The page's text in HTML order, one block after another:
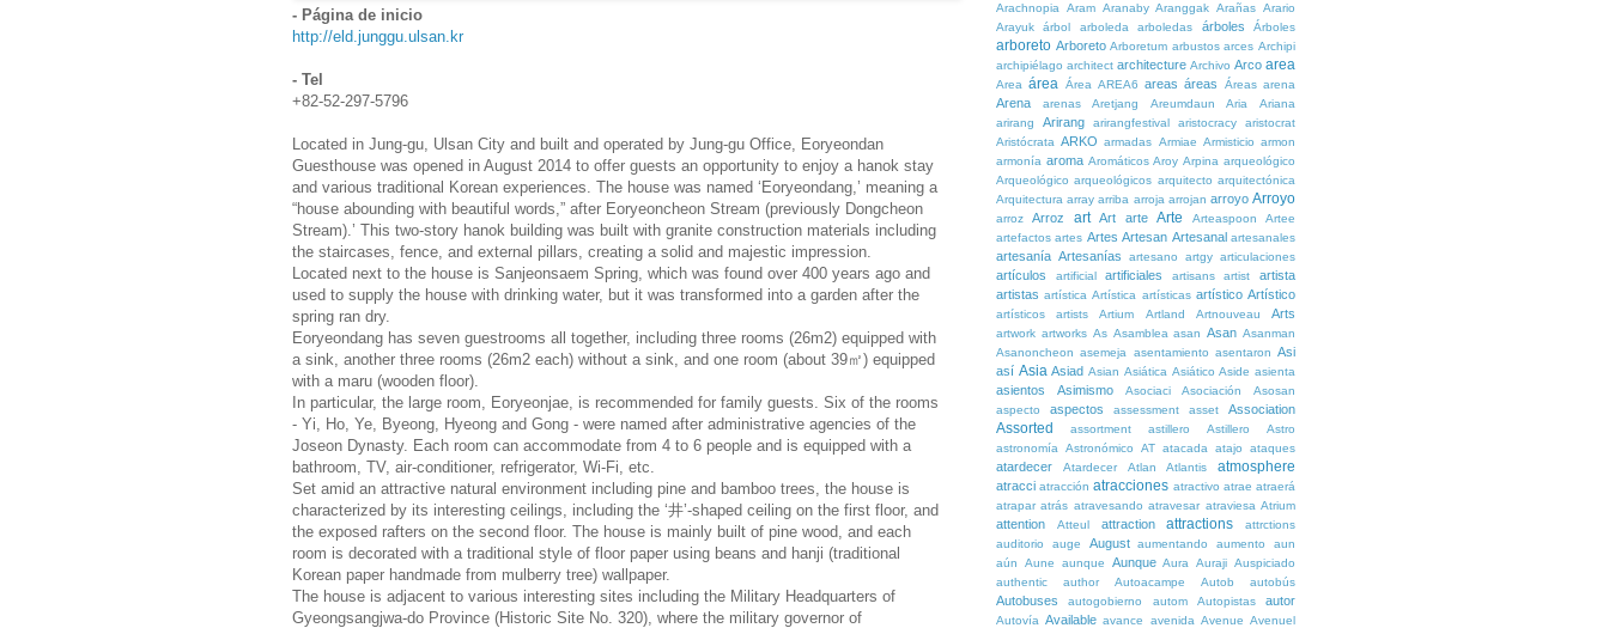
- Página de inicio
http://eld.junggu.ulsan.kr
- Tel
+82-52-297-5796
Located in Jung-gu, Ulsan City and built and operated by Jung-gu Office, Eoryeondan
Guesthouse was opened in August 2014 to offer guests an opportunity to enjoy a hanok stay
and various traditional Korean experiences. The house was named ‘Eoryeondang,’ meaning a
“house abounding with beautiful words,” after Eoryeoncheon Stream (previously Dongcheon
Stream).’ This two-story hanok building was built with granite construction materials including
the staircases, fence, and external pillars, creating a solid and majestic impression.
Located next to the house is Sanjeonsaem Spring, which was found over 400 years ago and
used to supply the house with drinking water, but it was transformed into a garden after the
spring ran dry.
Eoryeondang has seven guestrooms all together, including three rooms (26m2) equipped with
a sink, another three rooms (26m2 each) without a sink, and one room (about 39㎡) equipped
with a maru (wooden floor).
In particular, the large room, Eoryeonjae, is recommended for family guests. Six of the rooms
- Yi, Ho, Ye, Byeong, Hyeong and Gong - were named after administrative agencies of the
Joseon Dynasty. Each room can accommodate from 4 to 6 people and is equipped with a
bathroom, TV, air-conditioner, refrigerator, Wi-Fi, etc.
Set amid an attractive natural environment including pine and bamboo trees, the house is
characterized by its interesting ceilings, including the ‘井’-shaped ceiling on the first floor, and
the exposed rafters on the second floor. The house is mainly built of pine wood, and each
room is decorated with a traditional style of floor paper using beans and hanji (traditional
Korean paper handmade from mulberry tree) wallpaper.
The house is adjacent to various interesting sites including the Military Headquarters of
Gyeongsangjwa-do Province (Historic Site No. 320), where the military governor of
Arachnopia
Aram Aranaby Aranggak Arañas Arario
Arayuk
árbol arboleda arboledas árboles Árboles
arboreto Arboreto Arboretum arbustos arces Archipi
archipiélago architect architecture Archivo Arco area
Area área Área AREA6 areas áreas Áreas arena
Arena arenas Aretjang Areumdaun Aria
Ariana
arirang
Arirang arirangfestival aristocracy
aristocrat
Aristócrata ARKO armadas Armiae Armisticio armon
armonía aroma Aromáticos Aroy Arpina arqueológico
Arqueológico arqueológicos arquitecto arquitectónica
Arquitectura array arriba arroja arrojan arroyo Arroyo
arroz Arroz art Art arte Arte Arteaspoon
Artee
artefactos artes Artes Artesan Artesanal artesanales
artesanía Artesanías artesano artgy articulaciones
artículos artificial artificiales artisans artist
artista
artistas artística Artística artísticas artístico Artístico
artísticos artists Artium Artland Artnouveau Arts
artwork artworks As Asamblea asan Asan Asanman
Asanoncheon asemeja asentamiento asentaron Asi
así Asia Asiad Asian Asiática Asiático Aside asienta
asientos Asimismo Asociaci Asociación
Asosan
aspecto
aspectos assessment asset Association
Assorted assortment astillero Astillero
Astro
astronomía
Astronómico AT atacada atajo ataques
atardecer Atardecer Atlan Atlantis atmosphere
atracci atracción atracciones atractivo atrae atraerá
atrapar atrás atravesando atravesar atraviesa Atrium
attention Atteul attraction attractions
attrctions
auditorio
auge August aumentando aumento
aun
aún
Aune aunque Aunque Aura Auraji Auspiciado
authentic
author Autoacampe Autob autobús
Autobuses autogobierno autom Autopistas autor
Autovía Available avance avenida Avenue Avenuel